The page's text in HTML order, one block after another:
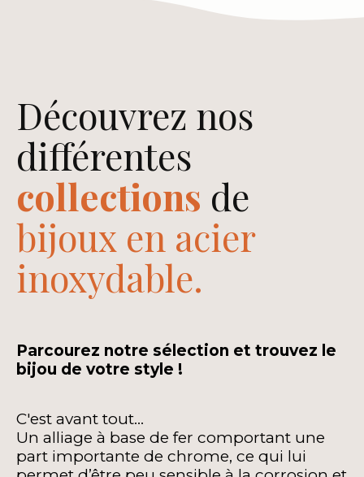
Découvrez nos
différentes
collections de
bijoux en acier
inoxydable.
Parcourez notre sélection et trouvez le
bijou de votre style !
C'est avant tout...
Un alliage à base de fer comportant une
part importante de chrome, ce qui lui